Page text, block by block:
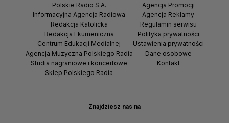
Znajdziesz nas na
Polskie Radio S.A.
Informacyjna Agencja Radiowa
Redakcja Katolicka
Redakcja Ekumeniczna
Centrum Edukacji Medialnej
Agencja Muzyczna Polskiego Radia
Studia nagraniowe i koncertowe
Sklep Polskiego Radia
Agencja Promocji
Agencja Reklamy
Regulamin serwisu
Polityka prywatności
Ustawienia prywatności
Dane osobowe
Kontakt